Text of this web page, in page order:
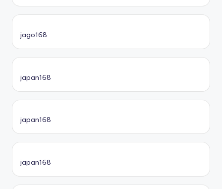
jago168
japan168
japan168
japan168